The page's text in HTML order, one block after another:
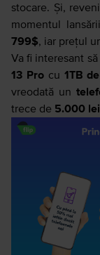
stocare. Și,
momentul
799$, iar prețul
Va fi interesant
13 Procu 1TB
vreodată un
trece de 5.000 lei